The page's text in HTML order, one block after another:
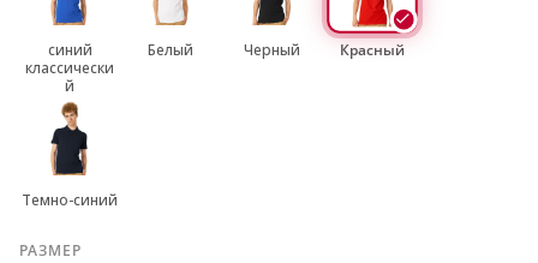
синий
классически
й
Белый Черный Красный
Темно-синий
РАЗМЕР